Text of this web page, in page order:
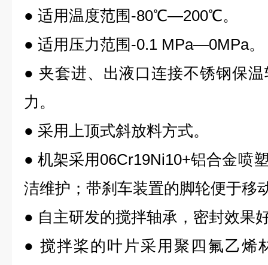
● 适用温度范围-80℃—200℃。
● 适用压力范围-0.1 MPa—0MPa。
● 夹套进、出液口连接不锈钢保
力。
● 采用上顶式斜放料方式。
●机架采用06Cr19Ni10+铝合金喷
洁维护；带刹车装置的脚轮便于移
● 自主研发的搅拌轴承，密封效果
●搅拌桨的叶片采用聚四氟乙烯